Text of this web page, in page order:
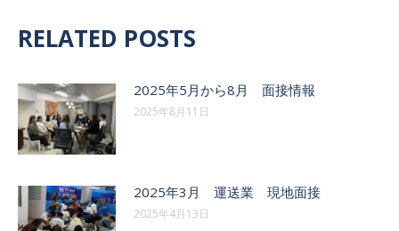
ー
シ
ョ
ン
RELATED POSTS
2025年5月から8月 面接情報
2025年8月11日
2025年3月 運送業 現地面接
2025年4月13日